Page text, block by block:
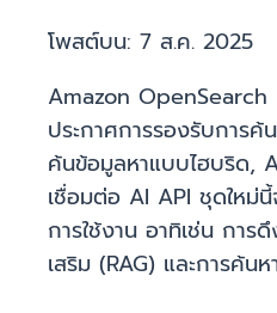
โพสต์บน: 7 ส.ค. 2025
Amazon OpenSearch
ประกาศการรองรับการ
ค้นข้อมูลหาแบบไฮบริด,
เชื่อมต่อ AI API ชุดใหม่
การใช้งาน อาทิเช่น การ
เสริม (RAG) และการค้น